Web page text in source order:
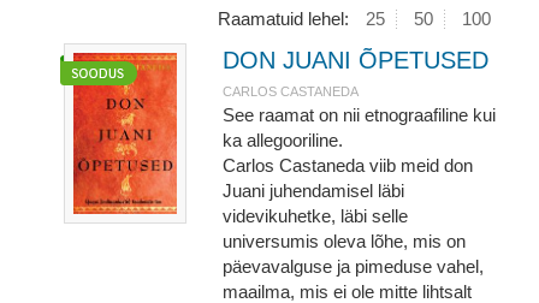
Raamatuid lehel: 25 50 100
DON JUANI ÕPETUSED
CARLOS CASTANEDA
See raamat on nii etnograafiline kui
ka allegooriline.
Carlos Castaneda viib meid don
Juani juhendamisel läbi
videvikuhetke, läbi selle
universumis oleva lõhe, mis on
päevavalguse ja pimeduse vahel,
maailma, mis ei ole mitte lihtsalt